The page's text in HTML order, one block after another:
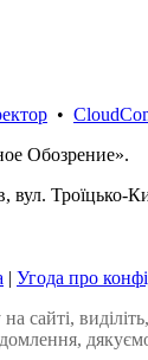
•
Обозрение».
вул. Троїцько-
| Угода про
сайті,